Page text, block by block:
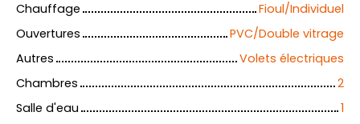
Chauffage
Fioul/Individuel
Ouvertures
PVC/Double vitrage
Autres
Volets électriques
Chambres
2
Salle d'eau
1